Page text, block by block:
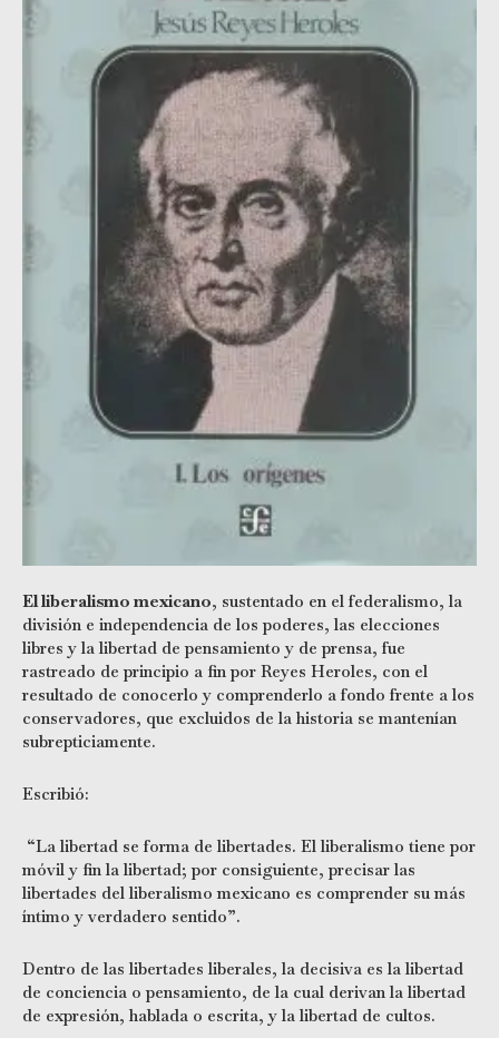
El liberalismo mexicano, sustentado en el federalismo, la
división e independencia de los poderes, las elecciones
libres y la libertad de pensamiento y de prensa, fue
rastreado de principio a fin por Reyes Heroles, con el
resultado de conocerlo y comprenderlo a fondo frente a los
conservadores, que excluidos de la historia se mantenían
subrepticiamente.
Escribió:
“La libertad se forma de libertades. El liberalismo tiene por
móvil y fin la libertad; por consiguiente, precisar las
libertades del liberalismo mexicano es comprender su más
íntimo y verdadero sentido”.
Dentro de las libertades liberales, la decisiva es la libertad
de conciencia o pensamiento, de la cual derivan la libertad
de expresión, hablada o escrita, y la libertad de cultos.